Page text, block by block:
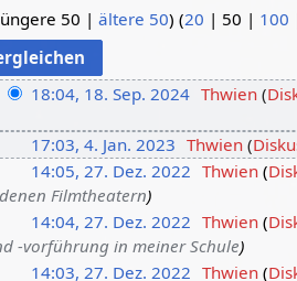
50 |ältere 50) (20 | 50 | 100
18:04, 18. Sep. 2024 Thwien
17:03, 4. Jan. 2023 Thwien
14:05, 27. Dez. 2022 Thwien
Filmtheatern
14:04, 27. Dez. 2022 Thwien
-vorführung in meiner Schule
14:03, 27. Dez. 2022 Thwien